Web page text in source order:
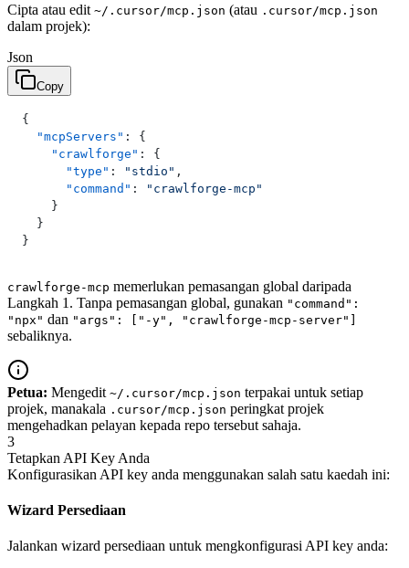
Cipta atau edit ~/.cursor/mcp.json (atau .cursor/mcp.json
dalam projek):
Json
Copy
{
  "mcpServers"
: {
    "crawlforge"
: {
      "type"
: "stdio" ,
      "command"
:
"crawlforge-mcp"
    }
  }
}
crawlforge-mcp memerlukan pemasangan global daripada
Langkah 1. Tanpa pemasangan global, gunakan "command":
"npx" dan "args": ["-y", "crawlforge-mcp-server"]
sebaliknya.
Petua: Mengedit ~/.cursor/mcp.json terpakai untuk setiap
projek, manakala .cursor/mcp.json peringkat projek
mengehadkan pelayan kepada repo tersebut sahaja.
3
Tetapkan API Key Anda
Konfigurasikan API key anda menggunakan salah satu kaedah ini:
Wizard Persediaan
Jalankan wizard persediaan untuk mengkonfigurasi API key anda: